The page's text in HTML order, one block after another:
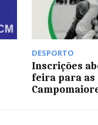
DESPORTO
Inscrições
feira para as